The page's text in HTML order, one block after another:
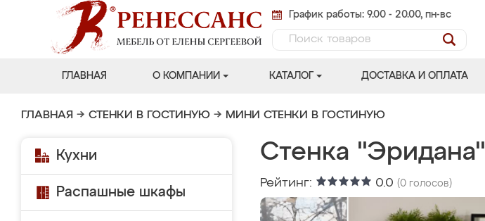
График работы: 9.00 - 20.00, пн-вс
ГЛАВНАЯ О КОМПАНИИ КАТАЛОГ ДОСТАВКА И ОПЛАТА
ГЛАВНАЯ → СТЕНКИ В ГОСТИНУЮ → МИНИ СТЕНКИ В ГОСТИНУЮ
Кухни
Распашные шкафы
Стенка "Эридана"
Рейтинг: 0.0 (0 голосов)